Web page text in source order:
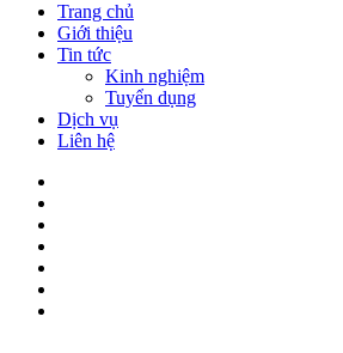
Trang chủ
Giới thiệu
Tin tức
Kinh nghiệm
Tuyển dụng
Dịch vụ
Liên hệ